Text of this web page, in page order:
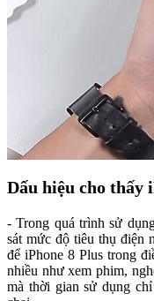
Dấu hiệu cho thấy
- Trong quá trình sử
sát mức độ tiêu thụ điện
để iPhone 8 Plus trong
nhiều như xem phim,
mà thời gian sử dụng